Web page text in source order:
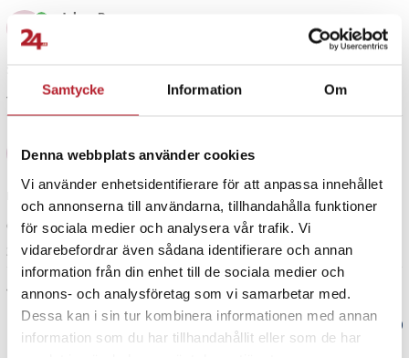
Samtycke Information Om
Denna webbplats använder cookies
Vi använder enhetsidentifierare för att anpassa innehållet
och annonserna till användarna, tillhandahålla funktioner
för sociala medier och analysera vår trafik. Vi
vidarebefordrar även sådana identifierare och annan
information från din enhet till de sociala medier och
annons- och analysföretag som vi samarbetar med.
Dessa kan i sin tur kombinera informationen med annan
information som du har tillhandahållit eller som de har
JB Johan B
1 år sedan
AH
Den är bra och solid men lite för slät
Översatt från danska•Visa original
3 veckor sedan
Visa fler recensioner
Verified by Trustvoice